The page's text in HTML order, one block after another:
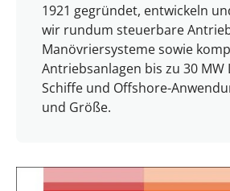
1921 gegründet, entwickeln
wir rundum steuerbare
Manövriersysteme sowie
Antriebsanlagen bis zu 30
Schiffe und Offshore-
und Größe.